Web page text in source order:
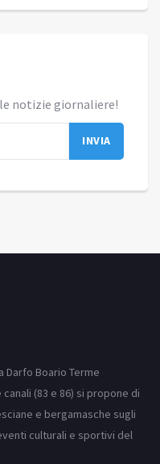
notizie giornaliere!
Darfo Boario Terme
(83 e 86) si propone di
e bergamasche sugli
culturali e sportivi del